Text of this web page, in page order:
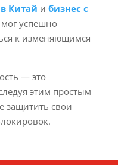
Китай и бизнес с
успешно
к изменяющимся
— это
этим простым
защитить свои